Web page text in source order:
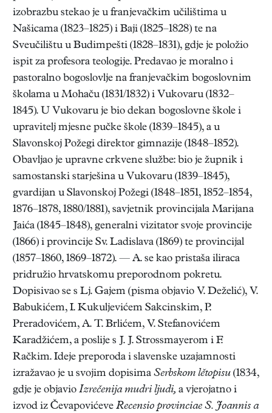
izobrazbu stekao je u franjevačkim učilištima u
Našicama (1823–1825) i Baji (1825–1828) te na
Sveučilištu u Budimpešti (1828–1831), gdje je položio
ispit za profesora teologije. Predavao je moralno i
pastoralno bogoslovlje na franjevačkim bogoslovnim
školama u Mohaču (1831/1832) i Vukovaru (1832–
1845). U Vukovaru je bio dekan bogoslovne škole i
upravitelj mjesne pučke škole (1839–1845), a u
Slavonskoj Požegi direktor gimnazije (1848–1852).
Obavljao je upravne crkvene službe: bio je župnik i
samostanski starješina u Vukovaru (1839–1845),
gvardijan u Slavonskoj Požegi (1848–1851, 1852–1854,
1876–1878, 1880/1881), savjetnik provincijala Marijana
Jaića (1845–1848), generalni vizitator svoje provincije
(1866) i provincije Sv. Ladislava (1869) te provincijal
(1857–1860, 1869–1872). — A. se kao pristaša iliraca
pridružio hrvatskomu preporodnom pokretu.
Dopisivao se s Lj. Gajem (pisma objavio V. Deželić), V.
Babukićem, I. Kukuljevićem Sakcinskim, P.
Preradovićem, A. T. Brlićem, V. Stefanovićem
Karadžićem, a poslije s J. J. Strossmayerom i F.
Račkim. Ideje preporoda i slavenske uzajamnosti
izražavao je u svojim dopisima Serbskom lětopisu (1834,
gdje je objavio Izrečenija mudri ljudi, a vjerojatno i
izvod iz Čevapovićeve Recensio provinciae S. Joannis a